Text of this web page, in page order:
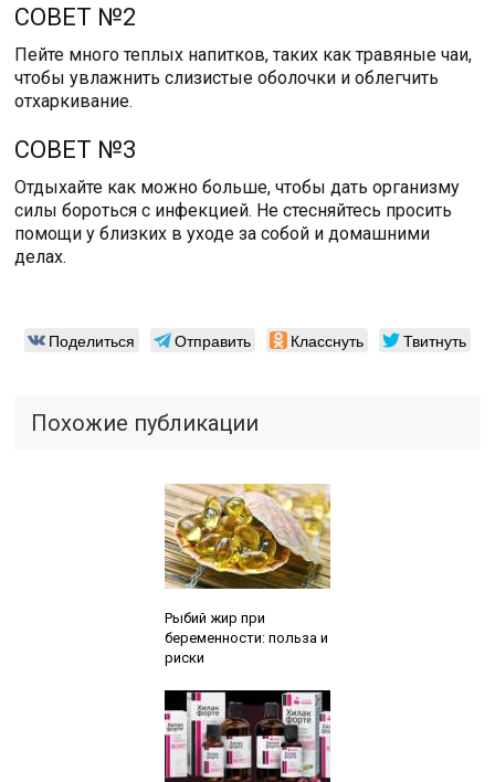
СОВЕТ №2
Пейте много теплых напитков, таких как травяные чаи,
чтобы увлажнить слизистые оболочки и облегчить
отхаркивание.
СОВЕТ №3
Отдыхайте как можно больше, чтобы дать организму
силы бороться с инфекцией. Не стесняйтесь просить
помощи у близких в уходе за собой и домашними
делах.
Поделиться Отправить Класснуть Твитнуть
Похожие публикации
Рыбий жир при
беременности: польза и
риски